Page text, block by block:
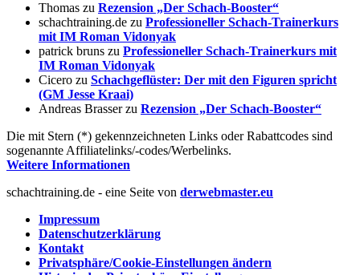
Thomas zu Rezension „Der Schach-Booster“
schachtraining.de zu Professioneller Schach-Trainerkurs
mit IM Roman Vidonyak
patrick bruns zu Professioneller Schach-Trainerkurs mit
IM Roman Vidonyak
Cicero zu Schachgeflüster: Der mit den Figuren spricht
(GM Jesse Kraai)
Andreas Brasserzu Rezension „Der Schach-Booster“
Die mit Stern (*) gekennzeichneten Links oder Rabattcodes sind
sogenannte Affiliatelinks/-codes/Werbelinks.
Weitere Informationen
schachtraining.de - eine Seite von derwebmaster.eu
Impressum
Datenschutzerklärung
Kontakt
Privatsphäre/Cookie-Einstellungen ändern